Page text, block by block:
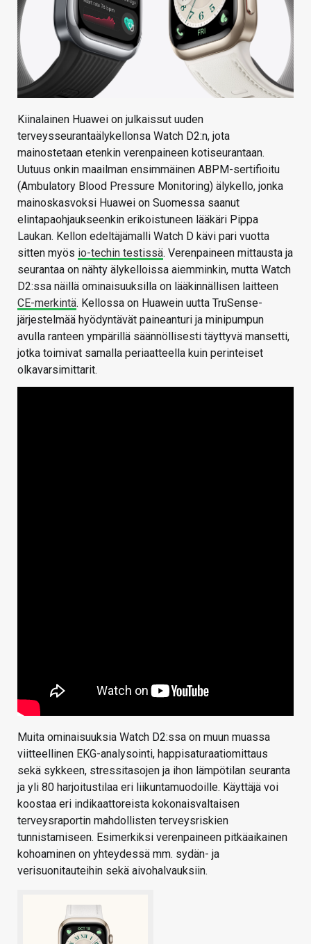
Kiinalainen Huawei on julkaissut uuden
terveysseurantaälykellonsa Watch D2:n, jota
mainostetaan etenkin verenpaineen kotiseurantaan.
Uutuus onkin maailman ensimmäinen ABPM-sertifioitu
(Ambulatory Blood Pressure Monitoring) älykello, jonka
mainoskasvoksi Huawei on Suomessa saanut
elintapaohjaukseenkin erikoistuneen lääkäri Pippa
Laukan. Kellon edeltäjämalli Watch D kävi pari vuotta
sitten myös io-techin testissä. Verenpaineen mittausta ja
seurantaa on nähty älykelloissa aiemminkin, mutta Watch
D2:ssa näillä ominaisuuksilla on lääkinnällisen laitteen
CE-merkintä. Kellossa on Huawein uutta TruSense-
järjestelmää hyödyntävät paineanturi ja minipumpun
avulla ranteen ympärillä säännöllisesti täyttyvä mansetti,
jotka toimivat samalla periaatteella kuin perinteiset
olkavarsimittarit.
Muita ominaisuuksia Watch D2:ssa on muun muassa
viitteellinen EKG-analysointi, happisaturaatiomittaus
sekä sykkeen, stressitasojen ja ihon lämpötilan seuranta
ja yli 80 harjoitustilaa eri liikuntamuodoille. Käyttäjä voi
koostaa eri indikaattoreista kokonaisvaltaisen
terveysraportin mahdollisten terveysriskien
tunnistamiseen. Esimerkiksi verenpaineen pitkäaikainen
kohoaminen on yhteydessä mm. sydän- ja
verisuonitauteihin sekä aivohalvauksiin.